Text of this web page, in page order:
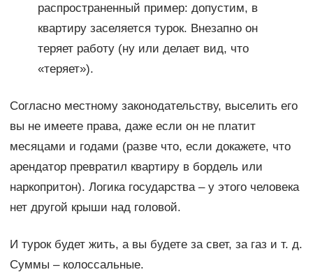
распространенный пример: допустим, в
квартиру заселяется турок. Внезапно он
теряет работу (ну или делает вид, что
«теряет»).
Согласно местному законодательству, выселить его
вы не имеете права, даже если он не платит
месяцами и годами (разве что, если докажете, что
арендатор превратил квартиру в бордель или
наркопритон). Логика государства – у этого человека
нет другой крыши над головой.
И турок будет жить, а вы будете за свет, за газ и т. д.
Суммы – колоссальные.